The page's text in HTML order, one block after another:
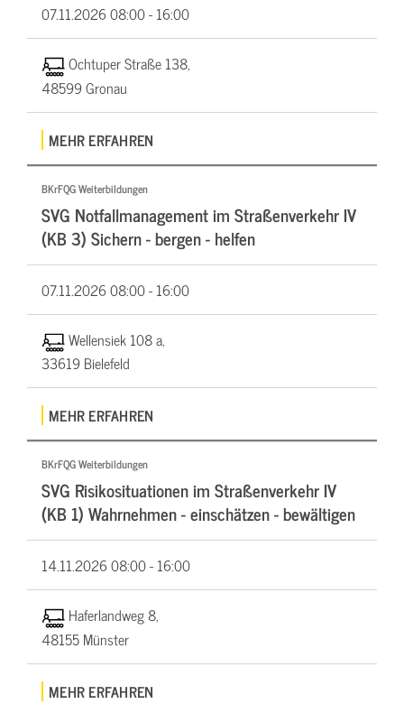
07.11.202608:00 - 16:00
Ochtuper Straße 138,
48599 Gronau
MEHR ERFAHREN
BKrFQG Weiterbildungen
SVG Notfallmanagement im Straßenverkehr IV
(KB 3) Sichern - bergen - helfen
07.11.202608:00 - 16:00
Wellensiek 108 a,
33619 Bielefeld
MEHR ERFAHREN
BKrFQG Weiterbildungen
SVG Risikosituationen im Straßenverkehr IV
(KB 1) Wahrnehmen - einschätzen - bewältigen
14.11.202608:00 - 16:00
Haferlandweg 8,
48155 Münster
MEHR ERFAHREN